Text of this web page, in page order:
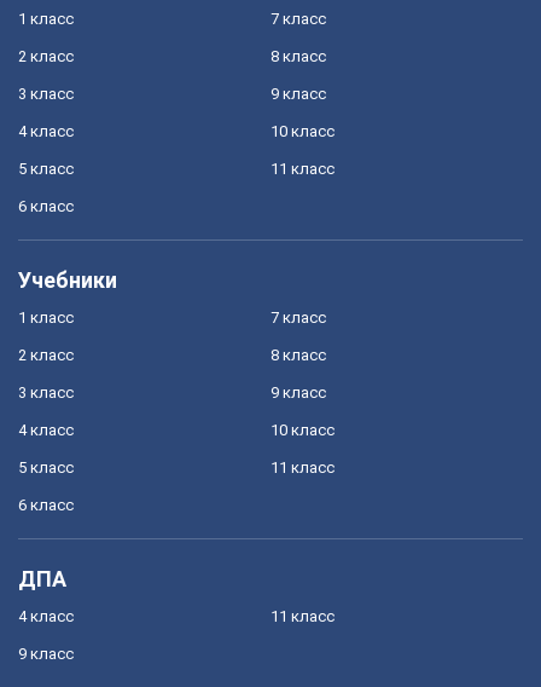
1 класс
2 класс
3 класс
4 класс
5 класс
6 класс
7 класс
8 класс
9 класс
10 класс
11 класс
Учебники
1 класс
2 класс
3 класс
4 класс
5 класс
6 класс
7 класс
8 класс
9 класс
10 класс
11 класс
ДПА
4 класс
9 класс
11 класс